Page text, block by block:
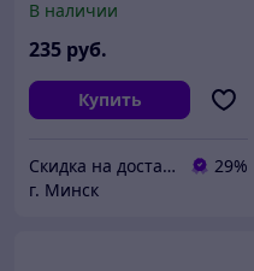
В наличии
235 руб.
Купить
Скидка на доставку 21 векбай
29%
г. Минск